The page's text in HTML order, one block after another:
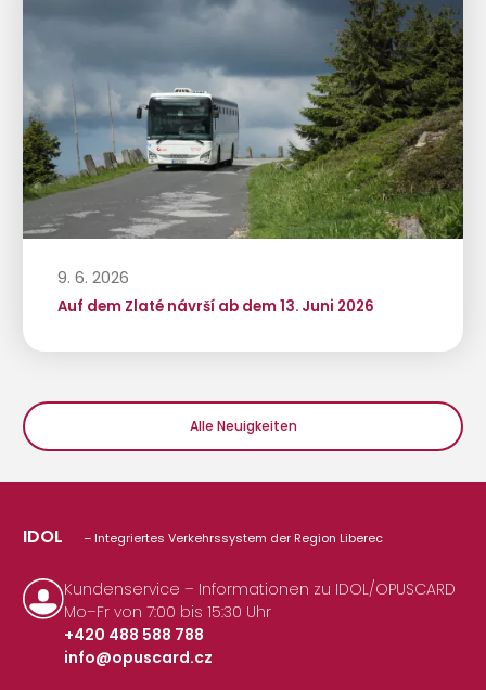
9. 6. 2026
Auf dem Zlaté návrší ab dem 13. Juni 2026
Alle Neuigkeiten
IDOL – Integriertes Verkehrssystem der Region Liberec
Kundenservice – Informationen zu IDOL/OPUSCARD
Mo–Fr von 7:00 bis 15:30 Uhr
+420 488 588 788
|
info@opuscard.cz